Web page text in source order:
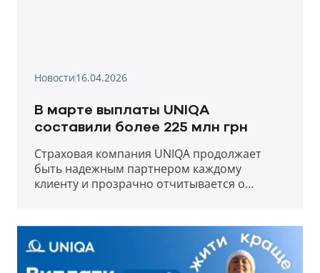
Новости16.04.2026
В марте выплаты UNIQA
составили более 225 млн грн
Страховая компания UNIQA продолжает
быть надежным партнером каждому
клиенту и прозрачно отчитывается о